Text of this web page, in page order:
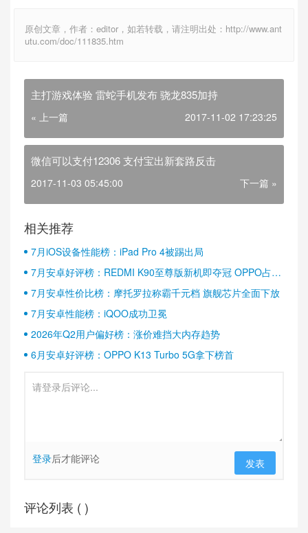
原创文章，作者：editor，如若转载，请注明出处：http://www.ant
utu.com/doc/111835.htm
主打游戏体验 雷蛇手机发布 骁龙835加持
« 上一篇 2017-11-02 17:23:25
微信可以支付12306 支付宝出新套路反击
2017-11-03 05:45:00 下一篇 »
相关推荐
7月iOS设备性能榜：iPad Pro 4被踢出局
7月安卓好评榜：REDMI K90至尊版新机即夺冠 OPPO占据
半壁江山
7月安卓性价比榜：摩托罗拉称霸千元档 旗舰芯片全面下放
7月安卓性能榜：iQOO成功卫冕
2026年Q2用户偏好榜：涨价难挡大内存趋势
6月安卓好评榜：OPPO K13 Turbo 5G拿下榜首
登录后才能评论 发表
评论列表 ( )